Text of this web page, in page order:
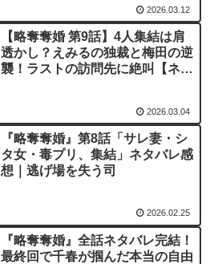
2026.03.12
【略奪奪婚 第9話】4人集結は肩
透かし？えみるの独裁と梅田の逆
襲！ラストの訪問先に絶叫【ネタ
2026.03.04
『略奪奪婚』第8話「サレ妻・シ
タ女・毒プリ、集結」ネタバレ感
想｜逃げ場を失う司
2026.02.25
『略奪奪婚』全話ネタバレ完結！
最終回で千春が掴んだ本当の自由